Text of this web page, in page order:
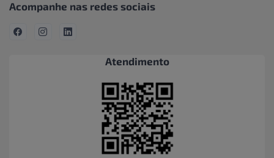
Acompanhe nas redes sociais
Atendimento